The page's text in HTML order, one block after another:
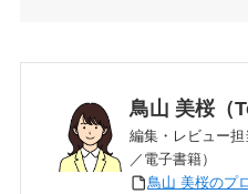
鳥山 美桜（
編集・レビュー
／電子書籍）
鳥山 美桜のプ